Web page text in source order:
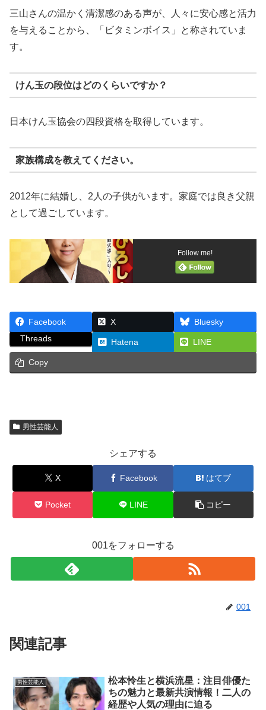
三山さんの温かく清潔感のある声が、人々に安心感と活力
を与えることから、「ビタミンボイス」と称されていま
す。
けん玉の段位はどのくらいですか？
日本けん玉協会の四段資格を取得しています。
家族構成を教えてください。
2012年に結婚し、2人の子供がいます。家庭では良き父親
として過ごしています。
Follow me!
Facebook X
Bluesky
Threads
Hatena LINE
Copy
男性芸能人
シェアする
X Facebook はてブ
Pocket LINE コピー
001をフォローする
001
関連記事
男性芸能人
松本怜生と横浜流星：注目俳優た
ちの魅力と最新共演情報！二人の
経歴や人気の理由に迫る